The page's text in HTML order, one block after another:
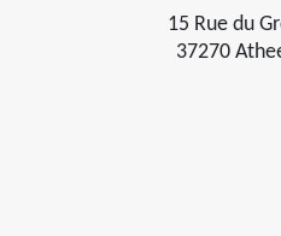
15 Rue du
37270